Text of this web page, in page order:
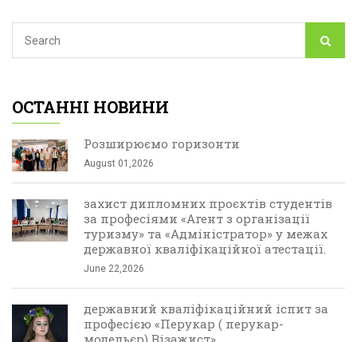
ОСТАННІ НОВИНИ
Розширюємо горизонти
August 01,2026
захист дипломних проєктів студентів
за професіями «Агент з організації
туризму» та «Адміністратор» у межах
державної кваліфікаційної атестації.
June 22,2026
державний кваліфікаційний іспит за
професією «Перукар ( перукар-